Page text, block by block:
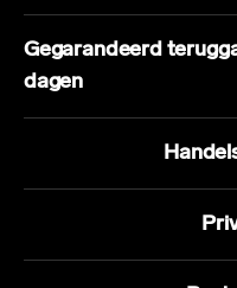
Gegarandeerd
dagen